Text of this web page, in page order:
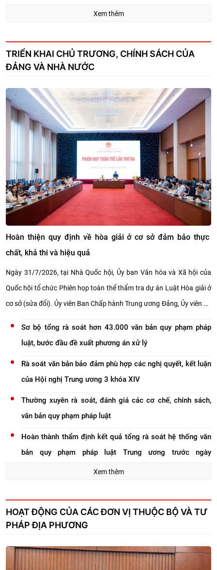
kết, trách nhiệm, đổi mới, sáng tạo
Đảng ủy Bộ Tư pháp rà soát toàn diện công tác chuẩn bị
Bộ Tư pháp gặp mặt tri ân nhân kỷ niệm 79 năm Ngày
Thương binh - Liệt sĩ
Ban Thường vụ Đảng ủy Bộ Tư pháp cho ý kiến về nhiều
nội dung quan trọng
Ban Thường vụ Đảng ủy Bộ Tư pháp xem xét các đề án, dự
thảo quan trọng
Xem thêm
TRIỂN KHAI CHỦ TRƯƠNG, CHÍNH SÁCH CỦA
ĐẢNG VÀ NHÀ NƯỚC
Hoàn thiện quy định về hòa giải ở cơ sở đảm bảo thực
chất, khả thi và hiệu quả
Ngày 31/7/2026, tại Nhà Quốc hội, Ủy ban Văn hóa và Xã hội của
Quốc hội tổ chức Phiên họp toàn thể thẩm tra dự án Luật Hòa giải ở
cơ sở (sửa đổi). Ủy viên Ban Chấp hành Trung ương Đảng, Ủy viên Ủy
Bộ, ngành, Văn phòng Chính phủ. Về phía Bộ Tư pháp có đồng chí
Mai Lương Khôi, Thứ trưởng Bộ Tư pháp, đại diện cơ quan chủ trì
soạn thảo dự án Luật.
Sơ bộ tổng rà soát hơn 43.000 văn bản quy phạm pháp
luật, bước đầu đề xuất phương án xử lý
Rà soát văn bản bảo đảm phù hợp các nghị quyết, kết luận
của Hội nghị Trung ương 3 khóa XIV
Thường xuyên rà soát, đánh giá các cơ chế, chính sách,
văn bản quy phạm pháp luật
Hoàn thành thẩm định kết quả tổng rà soát hệ thống văn
bản quy phạm pháp luật Trung ương trước ngày
thu, chỉnh lý dự thảo Luật Hòa giải ở cơ sở (sửa đổi)
Thực hiện nghiêm 11 Nghị quyết cắt giảm, đơn giản hóa
Bộ Tư pháp lấy xây dựng văn hóa tuân thủ pháp luật làm
Xem thêm
HOẠT ĐỘNG CỦA CÁC ĐƠN VỊ THUỘC BỘ VÀ TƯ
PHÁP ĐỊA PHƯƠNG